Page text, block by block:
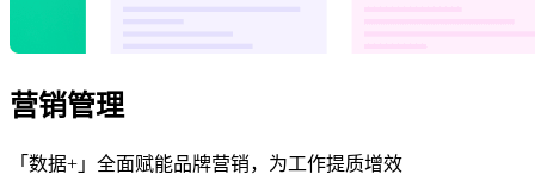
营销管理
「数据+」全面赋能品牌营销，为工作提质增效